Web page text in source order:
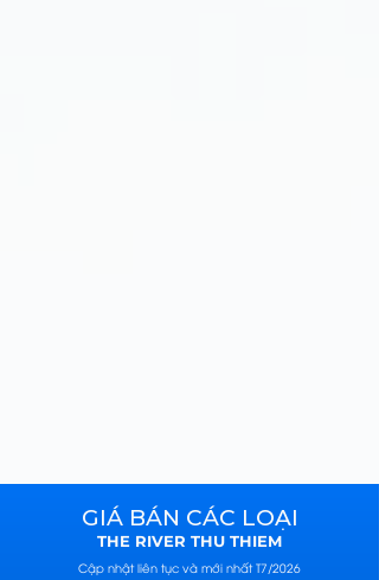
GIÁ BÁN CÁC LOẠI
THE RIVER THU THIEM
Cập nhật liên tục và mới nhất T7/2026